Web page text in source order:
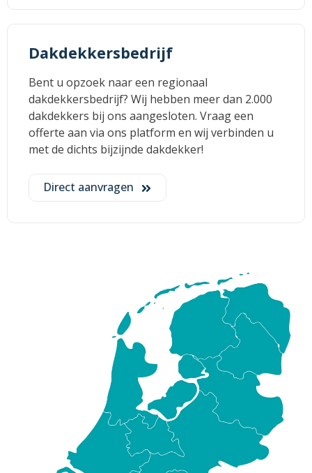
Dakdekkersbedrijf
Bent u opzoek naar een regionaal
dakdekkersbedrijf? Wij hebben meer dan 2.000
dakdekkers bij ons aangesloten. Vraag een
offerte aan via ons platform en wij verbinden u
met de dichts bijzijnde dakdekker!
Direct aanvragen